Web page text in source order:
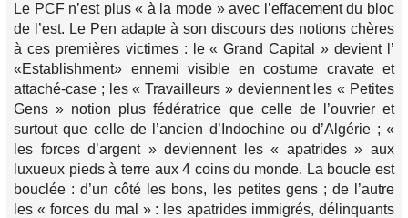
Le PCF n’est plus « à la mode » avec l’effacement du bloc
de l’est. Le Pen adapte à son discours des notions chères
à ces premières victimes : le « Grand Capital » devient l’
«Establishment» ennemi visible en costume cravate et
attaché-case ; les « Travailleurs » deviennent les « Petites
Gens » notion plus fédératrice que celle de l’ouvrier et
surtout que celle de l’ancien d’Indochine ou d’Algérie ; «
les forces d’argent » deviennent les « apatrides » aux
luxueux pieds à terre aux 4 coins du monde. La boucle est
bouclée : d’un côté les bons, les petites gens ; de l’autre
les « forces du mal » : les apatrides immigrés, délinquants